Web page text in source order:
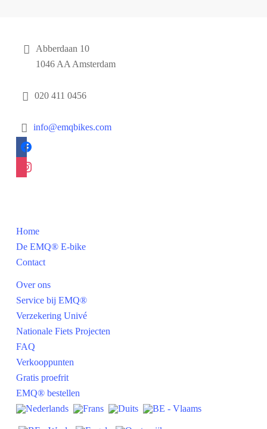
Abberdaan 10
1046 AA Amsterdam
020 411 0456
info@emqbikes.com
facebook
instagram
Home
De EMQ® E-bike
Contact
Over ons
Service bij EMQ®
Verzekering Univé
Nationale Fiets Projecten
FAQ
Verkooppunten
Gratis proefrit
EMQ® bestellen